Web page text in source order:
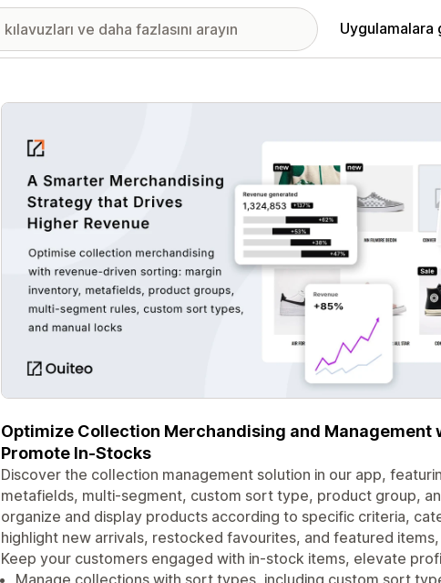
Uygulamalara
Öne çıkan görsel galerisi
Optimize Collection Merchandising and Management
Promote In-Stocks
Discover the collection management solution in our app,
metafields, multi-segment, custom sort type, product group,
organize and display products according to specific criteria,
highlight new arrivals, restocked favourites, and featured
Keep your customers engaged with in-stock items, elevate
Manage collections with sort types, including custom sort